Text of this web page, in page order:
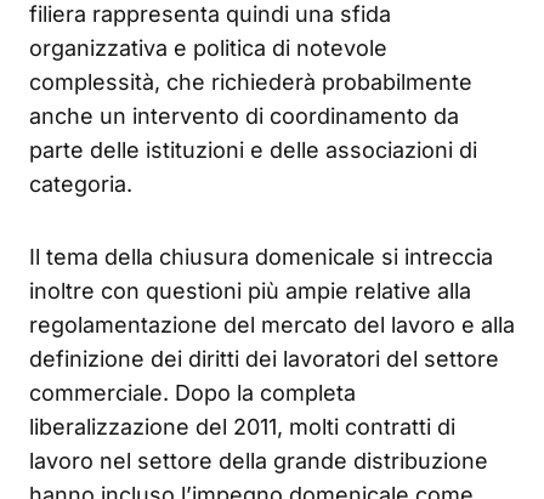
filiera rappresenta quindi una sfida
organizzativa e politica di notevole
complessità, che richiederà probabilmente
anche un intervento di coordinamento da
parte delle istituzioni e delle associazioni di
categoria.
Il tema della chiusura domenicale si intreccia
inoltre con questioni più ampie relative alla
regolamentazione del mercato del lavoro e alla
definizione dei diritti dei lavoratori del settore
commerciale. Dopo la completa
liberalizzazione del 2011, molti contratti di
lavoro nel settore della grande distribuzione